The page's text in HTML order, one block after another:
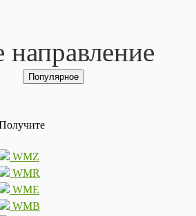
WMZ
WMR
WME
WMB